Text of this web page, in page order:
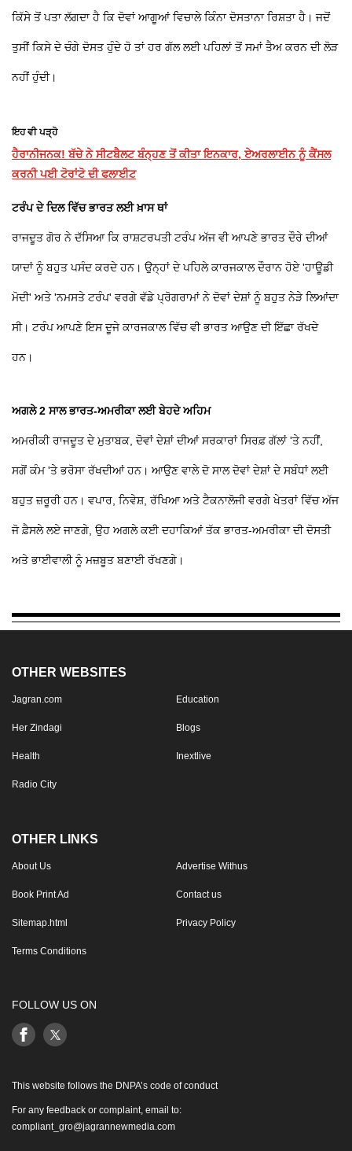
ਕਿੱਸੇ ਤੋਂ ਪਤਾ ਲੱਗਦਾ ਹੈ ਕਿ ਦੋਵਾਂ ਆਗੂਆਂ ਵਿਚਾਲੇ ਕਿੰਨਾ ਦੋਸਤਾਨਾ ਰਿਸ਼ਤਾ ਹੈ। ਜਦੋਂ
ਤੁਸੀਂ ਕਿਸੇ ਦੇ ਚੰਗੇ ਦੋਸਤ ਹੁੰਦੇ ਹੋ ਤਾਂ ਹਰ ਗੱਲ ਲਈ ਪਹਿਲਾਂ ਤੋਂ ਸਮਾਂ ਤੈਅ ਕਰਨ ਦੀ ਲੋੜ
ਨਹੀਂ ਹੁੰਦੀ।
ਇਹ ਵੀ ਪੜ੍ਹੋ
ਹੈਰਾਨੀਜਨਕ! ਬੱਚੇ ਨੇ ਸੀਟਬੈਲਟ ਬੰਨ੍ਹਣ ਤੋਂ ਕੀਤਾ ਇਨਕਾਰ, ਏਅਰਲਾਈਨ ਨੂੰ ਕੈਂਸਲ
ਕਰਨੀ ਪਈ ਟੋਰਾਂਟੋ ਦੀ ਫਲਾਈਟ
ਟਰੰਪ ਦੇ ਦਿਲ ਵਿੱਚ ਭਾਰਤ ਲਈ ਖ਼ਾਸ ਥਾਂ
ਰਾਜਦੂਤ ਗੋਰ ਨੇ ਦੱਸਿਆ ਕਿ ਰਾਸ਼ਟਰਪਤੀ ਟਰੰਪ ਅੱਜ ਵੀ ਆਪਣੇ ਭਾਰਤ ਦੌਰੇ ਦੀਆਂ
ਯਾਦਾਂ ਨੂੰ ਬਹੁਤ ਪਸੰਦ ਕਰਦੇ ਹਨ। ਉਨ੍ਹਾਂ ਦੇ ਪਹਿਲੇ ਕਾਰਜਕਾਲ ਦੌਰਾਨ ਹੋਏ 'ਹਾਊਡੀ
ਮੋਦੀ' ਅਤੇ 'ਨਮਸਤੇ ਟਰੰਪ' ਵਰਗੇ ਵੱਡੇ ਪ੍ਰੋਗਰਾਮਾਂ ਨੇ ਦੋਵਾਂ ਦੇਸ਼ਾਂ ਨੂੰ ਬਹੁਤ ਨੇੜੇ ਲਿਆਂਦਾ
ਸੀ। ਟਰੰਪ ਆਪਣੇ ਇਸ ਦੂਜੇ ਕਾਰਜਕਾਲ ਵਿੱਚ ਵੀ ਭਾਰਤ ਆਉਣ ਦੀ ਇੱਛਾ ਰੱਖਦੇ
ਹਨ।
ਅਗਲੇ 2 ਸਾਲ ਭਾਰਤ-ਅਮਰੀਕਾ ਲਈ ਬੇਹਦੇ ਅਹਿਮ
ਅਮਰੀਕੀ ਰਾਜਦੂਤ ਦੇ ਮੁਤਾਬਕ, ਦੋਵਾਂ ਦੇਸ਼ਾਂ ਦੀਆਂ ਸਰਕਾਰਾਂ ਸਿਰਫ਼ ਗੱਲਾਂ 'ਤੇ ਨਹੀਂ,
ਸਗੋਂ ਕੰਮ 'ਤੇ ਭਰੋਸਾ ਰੱਖਦੀਆਂ ਹਨ। ਆਉਣ ਵਾਲੇ ਦੋ ਸਾਲ ਦੋਵਾਂ ਦੇਸ਼ਾਂ ਦੇ ਸਬੰਧਾਂ ਲਈ
ਬਹੁਤ ਜ਼ਰੂਰੀ ਹਨ। ਵਪਾਰ, ਨਿਵੇਸ਼, ਰੱਖਿਆ ਅਤੇ ਟੈਕਨਾਲੋਜੀ ਵਰਗੇ ਖੇਤਰਾਂ ਵਿੱਚ ਅੱਜ
ਜੋ ਫ਼ੈਸਲੇ ਲਏ ਜਾਣਗੇ, ਉਹ ਅਗਲੇ ਕਈ ਦਹਾਕਿਆਂ ਤੱਕ ਭਾਰਤ-ਅਮਰੀਕਾ ਦੀ ਦੋਸਤੀ
ਅਤੇ ਭਾਈਵਾਲੀ ਨੂੰ ਮਜ਼ਬੂਤ ਬਣਾਈ ਰੱਖਣਗੇ।
OTHER WEBSITES
Jagran.com Education
Her Zindagi Blogs
Health Inextlive
Radio City
OTHER LINKS
About Us Advertise Withus
Book Print Ad Contact us
Sitemap.html Privacy Policy
Terms Conditions
FOLLOW US ON
This website follows the DNPA’s code of conduct
For any feedback or complaint, email to:
compliant_gro@jagrannewmedia.com